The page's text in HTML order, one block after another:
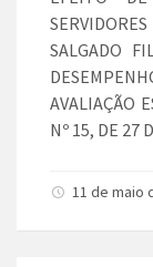
SALGADO
AVALIAÇÃO
Nº 15, DE 27
11 de maio